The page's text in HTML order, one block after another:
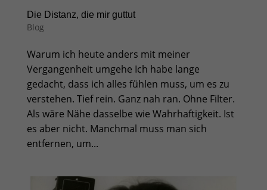
Die Distanz, die mir guttut
Blog
Warum ich heute anders mit meiner
Vergangenheit umgehe Ich habe lange
gedacht, dass ich alles fühlen muss, um es zu
verstehen. Tief rein. Ganz nah ran. Ohne Filter.
Als wäre Nähe dasselbe wie Wahrhaftigkeit. Ist
es aber nicht. Manchmal muss man sich
entfernen, um...